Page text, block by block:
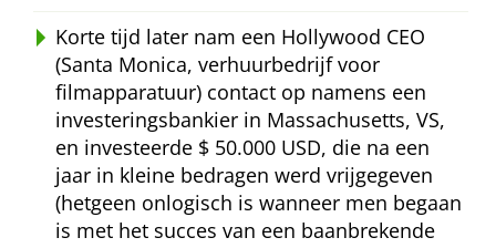
Korte tijd later nam een Hollywood CEO
(Santa Monica, verhuurbedrijf voor
filmapparatuur) contact op namens een
investeringsbankier in Massachusetts, VS,
en investeerde $ 50.000 USD, die na een
jaar in kleine bedragen werd vrijgegeven
(hetgeen onlogisch is wanneer men begaan
is met het succes van een baanbrekende